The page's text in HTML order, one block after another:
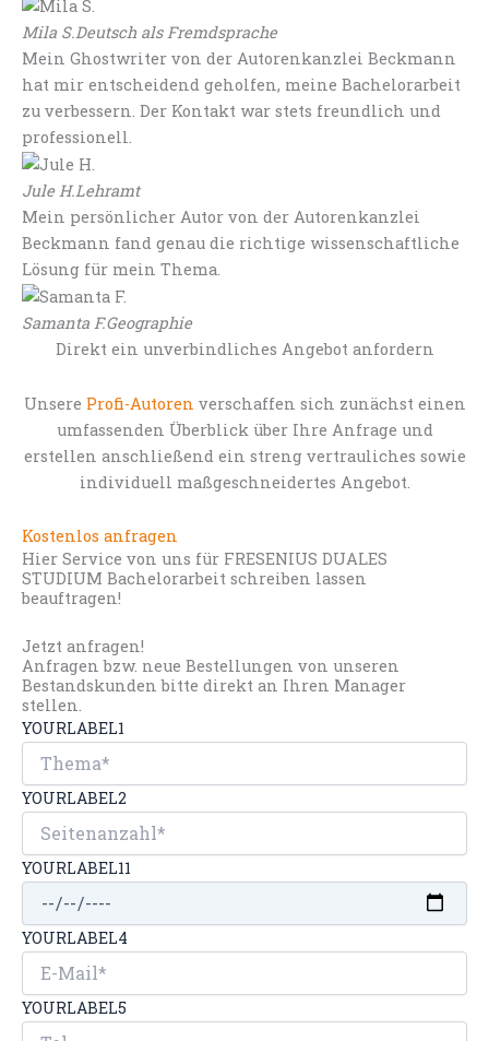
Mila S.Deutsch als Fremdsprache
Mein Ghostwriter von der Autorenkanzlei Beckmann
hat mir entscheidend geholfen, meine Bachelorarbeit
zu verbessern. Der Kontakt war stets freundlich und
professionell.
Jule H.Lehramt
Mein persönlicher Autor von der Autorenkanzlei
Beckmann fand genau die richtige wissenschaftliche
Lösung für mein Thema.
Samanta F.Geographie
Direkt ein unverbindliches Angebot anfordern
Unsere Profi-Autoren verschaffen sich zunächst einen
umfassenden Überblick über Ihre Anfrage und
erstellen anschließend ein streng vertrauliches sowie
individuell maßgeschneidertes Angebot.
Kostenlos anfragen
Hier Service von uns für FRESENIUS DUALES
STUDIUM Bachelorarbeit schreiben lassen
beauftragen!
Jetzt anfragen!
Anfragen bzw. neue Bestellungen von unseren
Bestandskunden bitte direkt an Ihren Manager
stellen.
YOURLABEL1
YOURLABEL2
YOURLABEL11
YOURLABEL4
YOURLABEL5